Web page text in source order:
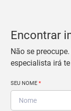
Encontrar
Não se
especialista irá
SEU NOME*